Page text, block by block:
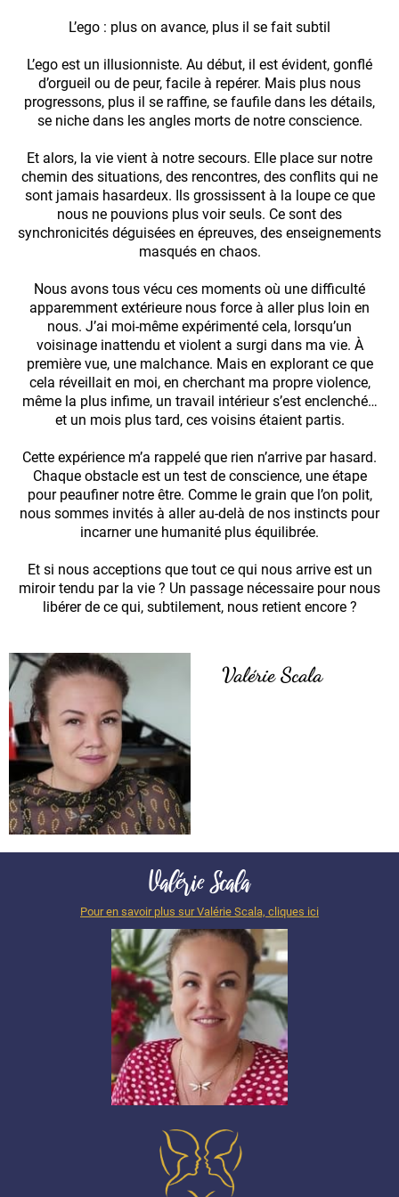
L’ego : plus on avance, plus il se fait subtil
L’ego est un illusionniste. Au début, il est évident, gonflé
d’orgueil ou de peur, facile à repérer. Mais plus nous
progressons, plus il se raffine, se faufile dans les détails,
se niche dans les angles morts de notre conscience.
Et alors, la vie vient à notre secours. Elle place sur notre
chemin des situations, des rencontres, des conflits qui ne
sont jamais hasardeux. Ils grossissent à la loupe ce que
nous ne pouvions plus voir seuls. Ce sont des
synchronicités déguisées en épreuves, des enseignements
masqués en chaos.
Nous avons tous vécu ces moments où une difficulté
apparemment extérieure nous force à aller plus loin en
nous. J’ai moi-même expérimenté cela, lorsqu’un
voisinage inattendu et violent a surgi dans ma vie. À
première vue, une malchance. Mais en explorant ce que
cela réveillait en moi, en cherchant ma propre violence,
même la plus infime, un travail intérieur s’est enclenché…
et un mois plus tard, ces voisins étaient partis.
Cette expérience m’a rappelé que rien n’arrive par hasard.
Chaque obstacle est un test de conscience, une étape
pour peaufiner notre être. Comme le grain que l’on polit,
nous sommes invités à aller au-delà de nos instincts pour
incarner une humanité plus équilibrée.
Et si nous acceptions que tout ce qui nous arrive est un
miroir tendu par la vie ? Un passage nécessaire pour nous
libérer de ce qui, subtilement, nous retient encore ?
Valérie Scala
ValérieScala
Pour en savoir plus sur Valérie Scala, cliques ici